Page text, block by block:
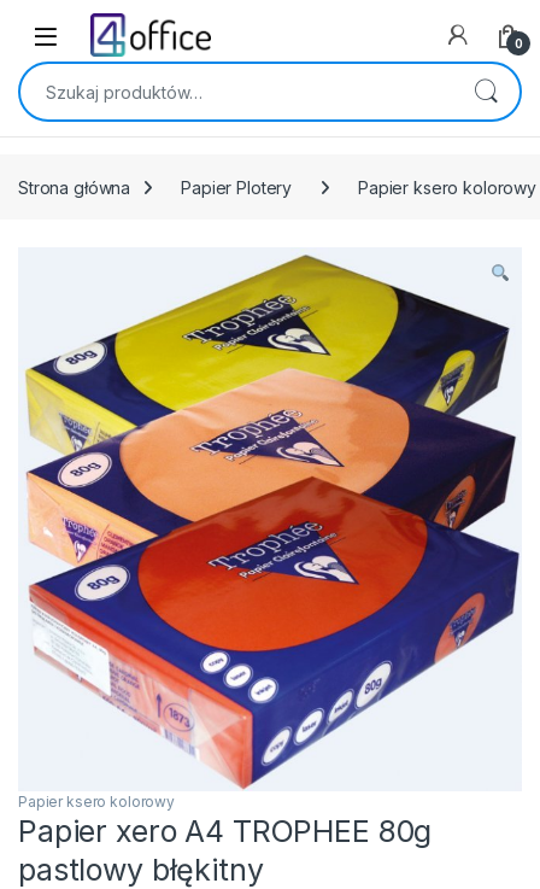
Skip to navigation
Skip to content
0
Szukaj:
Strona główna Papier Plotery Papier ksero kolorowy
Papier ksero kolorowy
Papier xero A4 TROPHEE 80g
pastlowy błękitny